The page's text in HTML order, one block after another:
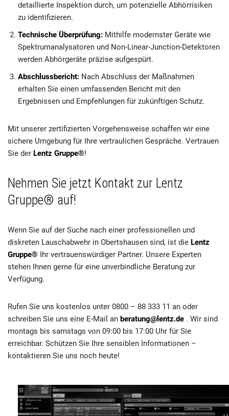
detaillierte Inspektion durch, um potenzielle Abhörrisiken
zu identifizieren.
Technische Überprüfung: Mithilfe modernster Geräte wie
Spektrumanalysatoren und Non-Linear-Junction-Detektoren
werden Abhörgeräte präzise aufgespürt.
Abschlussbericht: Nach Abschluss der Maßnahmen
erhalten Sie einen umfassenden Bericht mit den
Ergebnissen und Empfehlungen für zukünftigen Schutz.
Mit unserer zertifizierten Vorgehensweise schaffen wir eine
sichere Umgebung für Ihre vertraulichen Gespräche. Vertrauen
Sie der Lentz Gruppe®!
Nehmen Sie jetzt Kontakt zur Lentz
Gruppe® auf!
Wenn Sie auf der Suche nach einer professionellen und
diskreten Lauschabwehr in Obertshausen sind, ist die Lentz
Gruppe® Ihr vertrauenswürdiger Partner. Unsere Experten
stehen Ihnen gerne für eine unverbindliche Beratung zur
Verfügung.
Rufen Sie uns kostenlos unter 0800 – 88 333 11 an oder
schreiben Sie uns eine E-Mail an beratung@lentz.de . Wir sind
montags bis samstags von 09:00 bis 17:00 Uhr für Sie
erreichbar. Schützen Sie Ihre sensiblen Informationen –
kontaktieren Sie uns noch heute!